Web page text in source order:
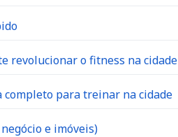
revolucionar o fitness na cidade
completo para treinar na cidade
e imóveis)